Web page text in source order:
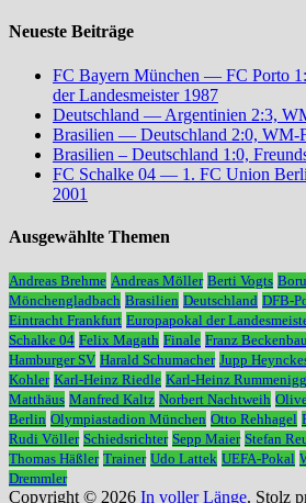
Neueste Beiträge
FC Bayern München — FC Porto
der Landesmeister 1987
Deutschland — Argentinien 2:3,
Brasilien — Deutschland 2:0, WM-
Brasilien – Deutschland 1:0,
FC Schalke 04 — 1. FC Union
2001
Ausgewählte Themen
Andreas Brehme Andreas Möller Berti Vogts
Mönchengladbach Brasilien Deutschland DFB-
Eintracht Frankfurt Europapokal der
Schalke 04 Felix Magath Finale Franz
Hamburger SV Harald Schumacher Jupp
Kohler Karl-Heinz Riedle Karl-Heinz
Matthäus Manfred Kaltz Norbert Nachtweih
Berlin Olympiastadion München Otto Rehhagel
Rudi Völler Schiedsrichter Sepp Maier Stefan
Thomas Häßler Trainer Udo Lattek UEFA-Pokal
Dremmler
Copyright © 2026 In voller Länge. Stolz